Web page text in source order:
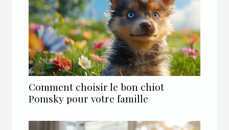
Comment choisir le bon chiot
Pomsky pour votre famille